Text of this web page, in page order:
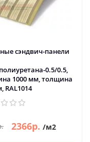
сэндвич-панели
0.5/0.5,
1000 мм, толщина
RAL1014
2366р. /м2